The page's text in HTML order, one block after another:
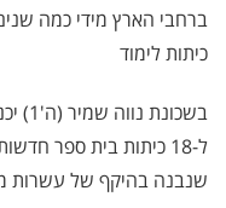
ברחבי הארץ מידי כמה
כיתות לימוד
שנבנה בהיקף של עשרות